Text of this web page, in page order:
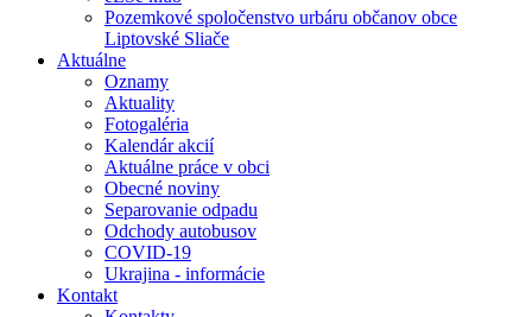
Pozemkové spoločenstvo urbáru občanov obce
Liptovské Sliače
Aktuálne
Oznamy
Aktuality
Fotogaléria
Kalendár akcií
Aktuálne práce v obci
Obecné noviny
Separovanie odpadu
Odchody autobusov
COVID-19
Ukrajina - informácie
Kontakt